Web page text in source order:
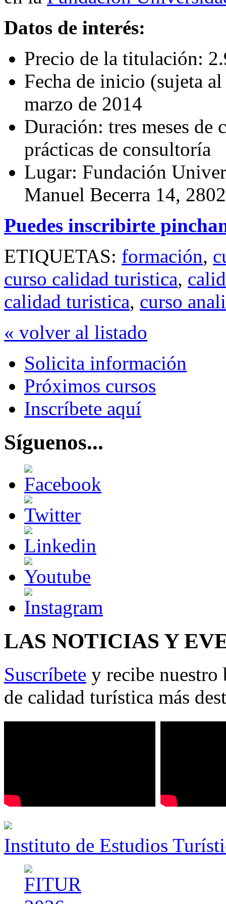
Datos de interés:
Precio de la titulación:
Fecha de inicio (sujeta
marzo de 2014
Duración: tres meses de
prácticas de consultoría
Lugar: Fundación
Manuel Becerra 14,
Puedes inscribirte
ETIQUETAS: formación,
curso calidad turistica,
calidad turistica, curso
« volver al listado
Solicita información
Próximos cursos
Inscríbete aquí
Síguenos...
LAS NOTICIAS Y
Suscríbete y recibe nuestro
de calidad turística más
Instituto de Estudios